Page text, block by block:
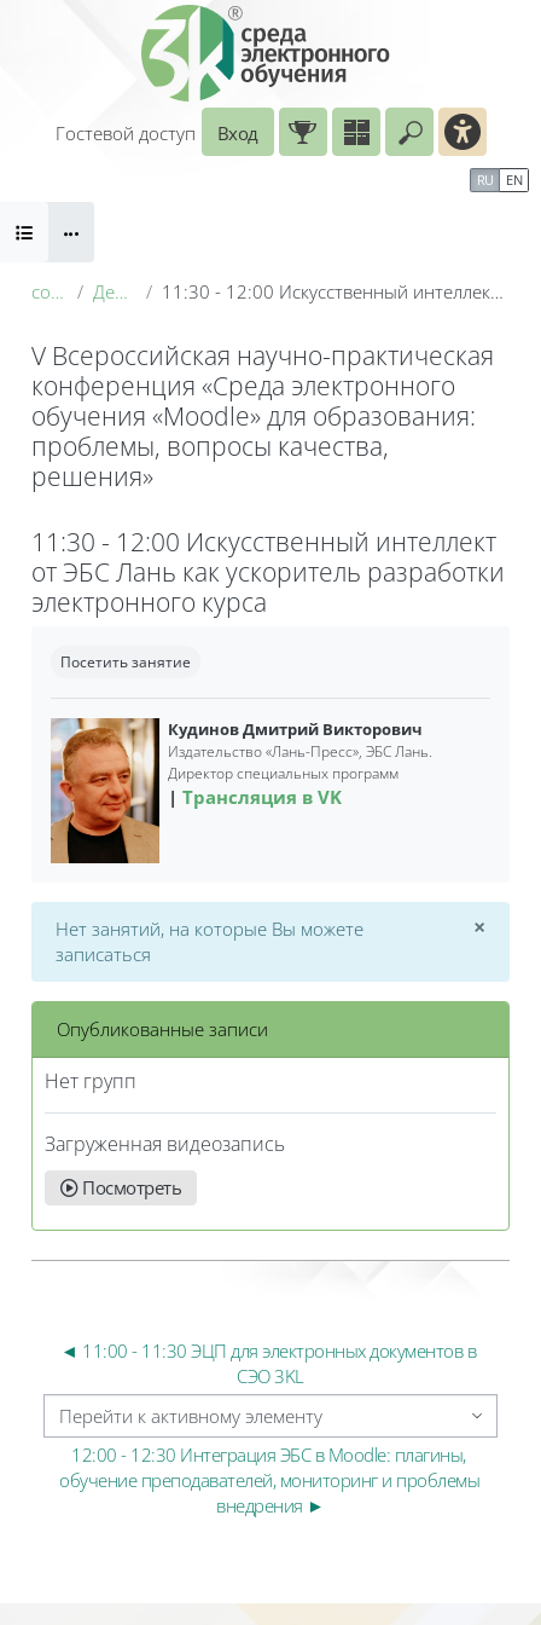
Перейти к основному содержанию
Введите
Гостевой доступ
Вход
RU EN
Блоки
conf_2026 День 2: 20 мая 11:30 - 12:00 Искусственный интеллект от ЭБС Лань как ускоритель разработки электронного курса
V Всероссийская научно-практическая
конференция «Среда электронного
обучения «Moodle» для образования:
проблемы, вопросы качества,
решения»
11:30 - 12:00 Искусственный интеллект
от ЭБС Лань как ускоритель разработки
электронного курса
Посетить занятие
Кудинов Дмитрий Викторович
Издательство «Лань-Пресс», ЭБС Лань.
Директор специальных программ
Трансляция в VK
Нет занятий, на которые Вы можете
записаться
×
Опубликованные записи
Нет групп
Загруженная видеозапись
Посмотреть
◄ 11:00 - 11:30 ЭЦП для электронных документов в
СЭО 3KL
Перейти к активному элементу
12:00 - 12:30 Интеграция ЭБС в Moodle: плагины,
обучение преподавателей, мониторинг и проблемы
внедрения ►